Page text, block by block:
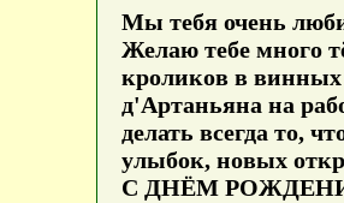
Мы тебя очень
Желаю тебе много
кроликов в винных
д'Артаньяна на
делать всегда то,
улыбок, новых
С ДНЁМ